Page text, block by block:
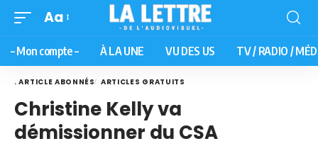
Aa
– Mon compte – À LA UNE VU DES US TV / RADIO /
. ARTICLE ABONNÉS ARTICLES GRATUITS
Christine Kelly va
démissionner du CSA